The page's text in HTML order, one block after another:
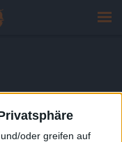
oder greifen auf